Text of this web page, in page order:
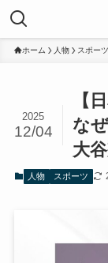
ホーム 人物 スポーツ
【
な
大
2025
12/04
人物 スポーツ